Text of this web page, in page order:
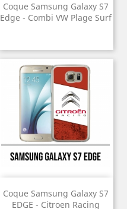
Coque Samsung Galaxy S7
Edge - Combi VW Plage Surf
Coque Samsung Galaxy S7
EDGE - Citroen Racing